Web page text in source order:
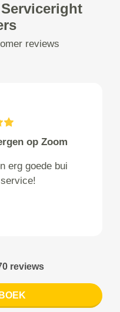
reviews
op Zoom
erg goede bui
reviews